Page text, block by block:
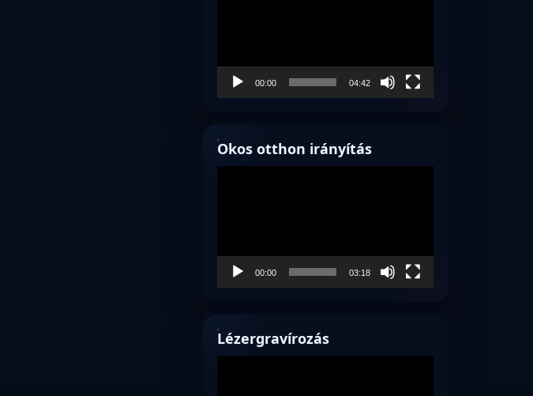
00:00 04:42
Okos otthon irányítás
00:00 03:18
Lézergravírozás